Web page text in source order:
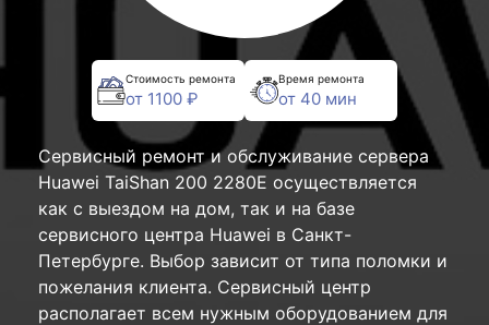
Стоимость ремонта
от 1100 ₽
Время ремонта
от 40 мин
Сервисный ремонт и обслуживание сервера
Huawei TaiShan 200 2280E осуществляется
как с выездом на дом, так и на базе
сервисного центра Huawei в Санкт-
Петербурге. Выбор зависит от типа поломки и
пожелания клиента. Сервисный центр
располагает всем нужным оборудованием для